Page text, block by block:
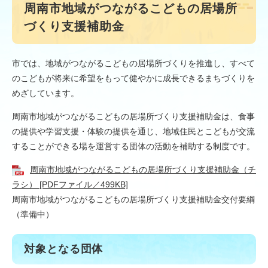
周南市地域がつながるこどもの居場所
づくり支援補助金
市では、地域がつながるこどもの居場所づくりを推進し、すべて
のこどもが将来に希望をもって健やかに成長できるまちづくりを
めざしています。
周南市地域がつながるこどもの居場所づくり支援補助金は、食事
の提供や学習支援・体験の提供を通じ、地域住民とこどもが交流
することができる場を運営する団体の活動を補助する制度です。
周南市地域がつながるこどもの居場所づくり支援補助金（チ
ラシ） [PDFファイル／499KB]
​周南市地域がつながるこどもの居場所づくり支援補助金交付要綱
（準備中）
対象となる団体